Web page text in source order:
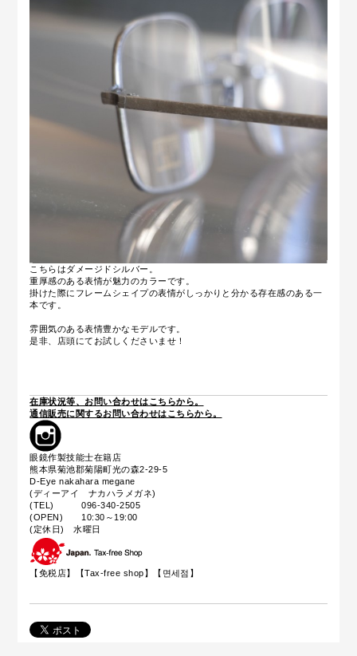
こちらはダメージドシルバー。
重厚感のある表情が魅力のカラーです。
掛けた際にフレームシェイプの表情がしっかりと分かる存在感のある一
本です。
雰囲気のある表情豊かなモデルです。
是非、店頭にてお試しくださいませ！
在庫状況等、お問い合わせはこちらから。
通信販売に関するお問い合わせはこちらから。
眼鏡作製技能士在籍店
熊本県菊池郡菊陽町光の森2-29-5
D-Eye nakahara megane
(ディーアイ ナカハラメガネ)
(TEL) 096-340-2505
(OPEN) 10:30～19:00
(定休日) 水曜日
【免税店】【Tax-free shop 】【면세점】